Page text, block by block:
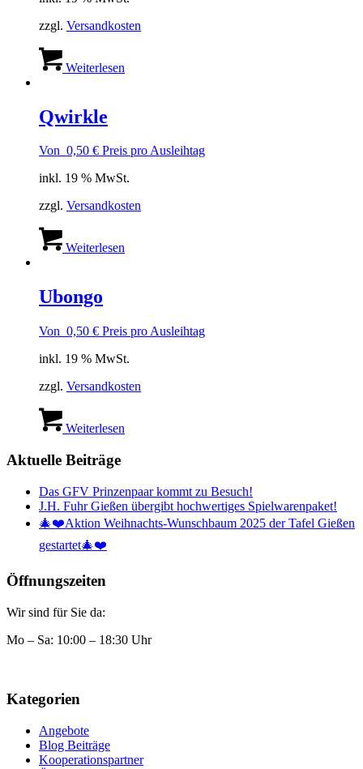
zzgl. Versandkosten
Weiterlesen
Qwirkle
Von 0,50 € Preis pro Ausleihtag
inkl. 19 % MwSt.
zzgl. Versandkosten
Weiterlesen
Ubongo
Von 0,50 € Preis pro Ausleihtag
inkl. 19 % MwSt.
zzgl. Versandkosten
Weiterlesen
Aktuelle Beiträge
Das GFV Prinzenpaar kommt zu Besuch!
J.H. Fuhr Gießen übergibt hochwertiges Spielwarenpaket!
🎄❤️Aktion Weihnachts-Wunschbaum 2025 der Tafel Gießen
gestartet🎄❤️
Öffnungszeiten
Wir sind für Sie da:
Mo – Sa: 10:00 – 18:30 Uhr
Kategorien
Angebote
Blog Beiträge
Kooperationspartner